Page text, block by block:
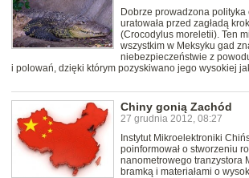
Dobrze prowadzona polityka
uratowała przed zagładą
(Crocodylus moreletii). Ten
wszystkim w Meksyku gad
niebezpieczeństwie z
i polowań, dzięki którym pozyskiwano jego wysokiej
Chiny gonią Zachód
27 grudnia 2012, 08:27
Instytut Mikroelektroniki
poinformował o stworzeniu
nanometrowego tranzystora
bramką i materiałami o